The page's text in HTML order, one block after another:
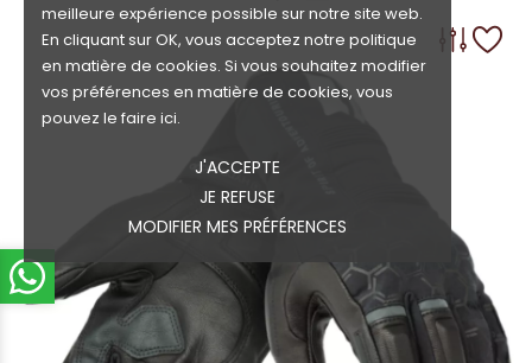
meilleure expérience possible sur notre site web.
En cliquant sur OK, vous acceptez notre politique
en matière de cookies. Si vous souhaitez modifier
vos préférences en matière de cookies, vous
pouvez le faire ici.
J'ACCEPTE
JE REFUSE
MODIFIER MES PRÉFÉRENCES